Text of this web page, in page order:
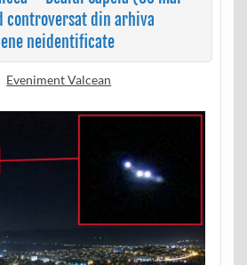
controversat din arhiva
neidentificate
Eveniment Valcean